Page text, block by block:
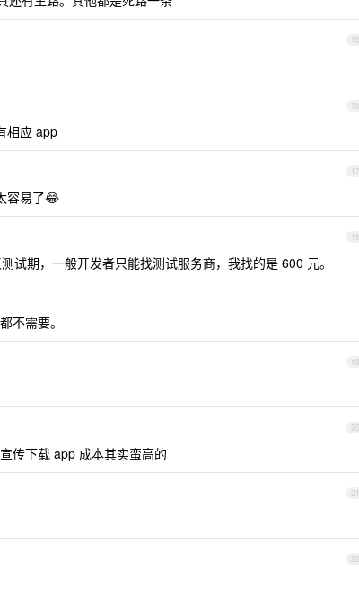
15
16
相应 app
17
容易了😂
18
试期，一般开发者只能找测试服务商，我找的是 600 元。
不需要。
19
20
传下载 app 成本其实蛮高的
21
22